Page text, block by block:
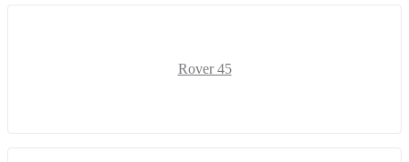
Rover 45